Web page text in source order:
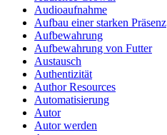
Audioaufnahme
Aufbau einer starken Präsenz
Aufbewahrung
Aufbewahrung von Futter
Austausch
Authentizität
Author Resources
Automatisierung
Autor
Autor werden